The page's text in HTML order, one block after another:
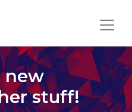
new
stuff!